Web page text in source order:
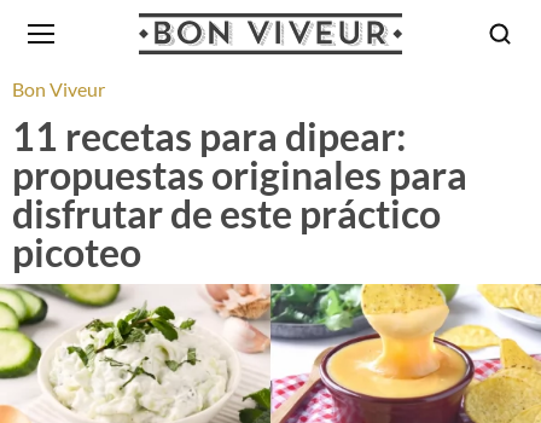
Bon Viveur
11 recetas para dipear:
propuestas originales para
disfrutar de este práctico
picoteo